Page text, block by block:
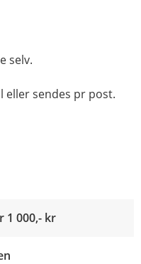
selv.
eller sendes pr post.
1 000,- kr